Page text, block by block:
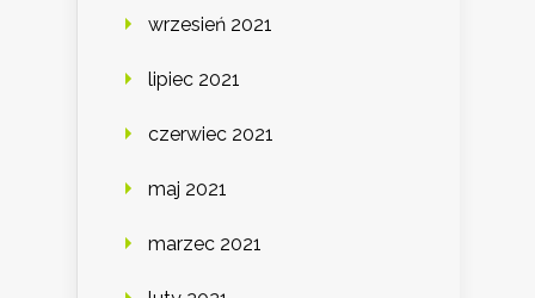
wrzesień 2021
lipiec 2021
czerwiec 2021
maj 2021
marzec 2021